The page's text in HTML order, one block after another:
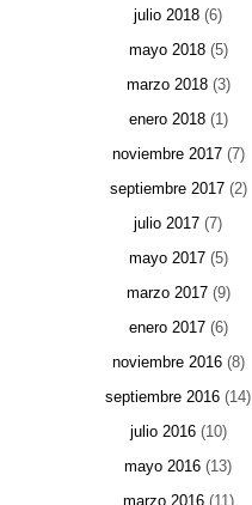
julio 2018 (6)
mayo 2018(5)
marzo 2018(3)
enero 2018(1)
noviembre 2017(7)
septiembre 2017(2)
julio 2017 (7)
mayo 2017(5)
marzo 2017(9)
enero 2017(6)
noviembre 2016(8)
septiembre 2016 (14)
julio 2016(10)
mayo 2016 (13)
marzo 2016(11)